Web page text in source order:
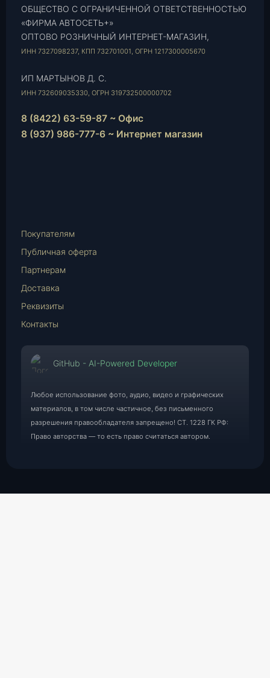
ОБЩЕСТВО С ОГРАНИЧЕННОЙ ОТВЕТСТВЕННОСТЬЮ
«ФИРМА АВТОСЕТЬ+»
ОПТОВО РОЗНИЧНЫЙ ИНТЕРНЕТ-МАГАЗИН,
ИНН 7327098237, КПП 732701001, ОГРН 1217300005670
ИП МАРТЫНОВ Д. С.
ИНН 732609035330, ОГРН 319732500000702
8 (8422) 63-59-87 ~ Офис
8 (937) 986-777-6 ~ Интернет магазин
Mail
Покупателям
Публичная оферта
Партнерам
Доставка
Реквизиты
Контакты
GitHub - AI-Powered Developer
Любое использование фото, аудио, видео и графических
материалов, в том числе частичное, без письменного
разрешения правообладателя запрещено! СТ. 1228 ГК РФ:
Право авторства — то есть право считаться автором.